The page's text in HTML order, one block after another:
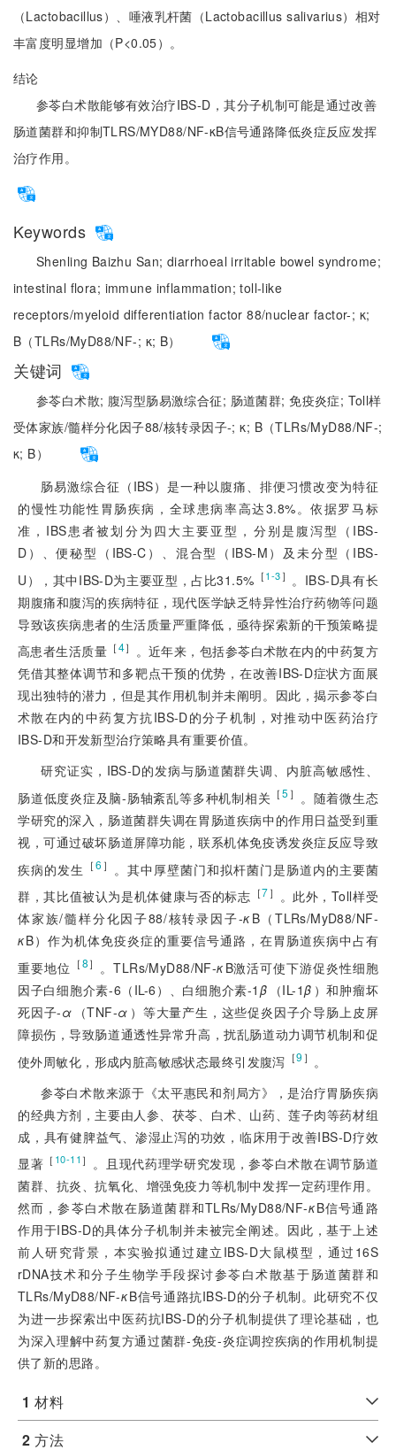
（Lactobacillus）、唾液乳杆菌（Lactobacillus salivarius）相对
丰富度明显增加（P<0.05）。
结论
参苓白术散能够有效治疗IBS-D，其分子机制可能是通过改善
肠道菌群和抑制TLRS/MYD88/NF-κB信号通路降低炎症反应发挥
治疗作用。
Keywords
Shenling Baizhu San; diarrhoeal irritable bowel syndrome;
intestinal flora; immune inflammation;toll-like
receptors/myeloid differentiation factor 88/nuclear factor-; κ;
B（TLRs/MyD88/NF-; κ; B）
关键词
参苓白术散; 腹泻型肠易激综合征; 肠道菌群;免疫炎症; Toll样
受体家族/髓样分化因子88/核转录因子-;κ; B（TLRs/MyD88/NF-;
κ; B）
肠易激综合征（IBS）是一种以腹痛、排便习惯改变为特征
的慢性功能性胃肠疾病，全球患病率高达3.8%。依据罗马标
准，IBS患者被划分为四大主要亚型，分别是腹泻型（IBS-
D）、便秘型（IBS-C）、混合型（IBS-M）及未分型（IBS-
U），其中IBS-D为主要亚型，占比31.5% ［1-3］ 。IBS-D具有长
期腹痛和腹泻的疾病特征，现代医学缺乏特异性治疗药物等问题
导致该疾病患者的生活质量严重降低，亟待探索新的干预策略提
高患者生活质量 ［4］ 。近年来，包括参苓白术散在内的中药复方
凭借其整体调节和多靶点干预的优势，在改善IBS-D症状方面展
现出独特的潜力，但是其作用机制并未阐明。因此，揭示参苓白
术散在内的中药复方抗IBS-D的分子机制，对推动中医药治疗
IBS-D和开发新型治疗策略具有重要价值。
研究证实，IBS-D的发病与肠道菌群失调、内脏高敏感性、
肠道低度炎症及脑-肠轴紊乱等多种机制相关 ［5 ］
。随着微生态
学研究的深入，肠道菌群失调在胃肠道疾病中的作用日益受到重
视，可通过破坏肠道屏障功能，联系机体免疫诱发炎症反应导致
疾病的发生 ［6 ］
。其中厚壁菌门和拟杆菌门是肠道内的主要菌
群，其比值被认为是机体健康与否的标志 ［7］ 。此外，Toll样受
体家族/髓样分化因子88/核转录因子-κ B（TLRs/MyD88/NF-
κB）作为机体免疫炎症的重要信号通路，在胃肠道疾病中占有
重要地位 ［8］ 。TLRs/MyD88/NF-κ B激活可使下游促炎性细胞
因子白细胞介素-6（IL-6）、白细胞介素-1 β （IL-1β ）和肿瘤坏
死因子-α （TNF-α ）等大量产生，这些促炎因子介导肠上皮屏
障损伤，导致肠道通透性异常升高，扰乱肠道动力调节机制和促
使外周敏化，形成内脏高敏感状态最终引发腹泻 ［9 ］ 。
参苓白术散来源于《太平惠民和剂局方》，是治疗胃肠疾病
的经典方剂，主要由人参、茯苓、白术、山药、莲子肉等药材组
成，具有健脾益气、渗湿止泻的功效，临床用于改善IBS-D疗效
显著 ［ 10-11 ］ 。且现代药理学研究发现，参苓白术散在调节肠道
菌群、抗炎、抗氧化、增强免疫力等机制中发挥一定药理作用。
然而，参苓白术散在肠道菌群和TLRs/MyD88/NF-κB信号通路
作用于IBS-D的具体分子机制并未被完全阐述。因此，基于上述
前人研究背景，本实验拟通过建立IBS-D大鼠模型，通过16S
rDNA技术和分子生物学手段探讨参苓白术散基于肠道菌群和
TLRs/MyD88/NF-κB信号通路抗IBS-D的分子机制。此研究不仅
为进一步探索出中医药抗IBS-D的分子机制提供了理论基础，也
为深入理解中药复方通过菌群-免疫-炎症调控疾病的作用机制提
供了新的思路。
1材料
2方法